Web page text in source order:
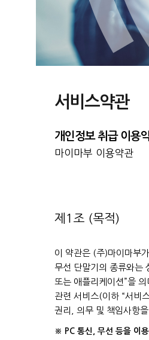
서비스약관
개인정보 취급 이용
마이마부 이용약관
제1조 (목적)
이 약관은 (주)마이마부
무선 단말기의 종류와는
또는 애플리케이션”을
관련 서비스(이하 “서비
권리, 의무 및 책임사항
※ PC 통신, 무선 등을 이